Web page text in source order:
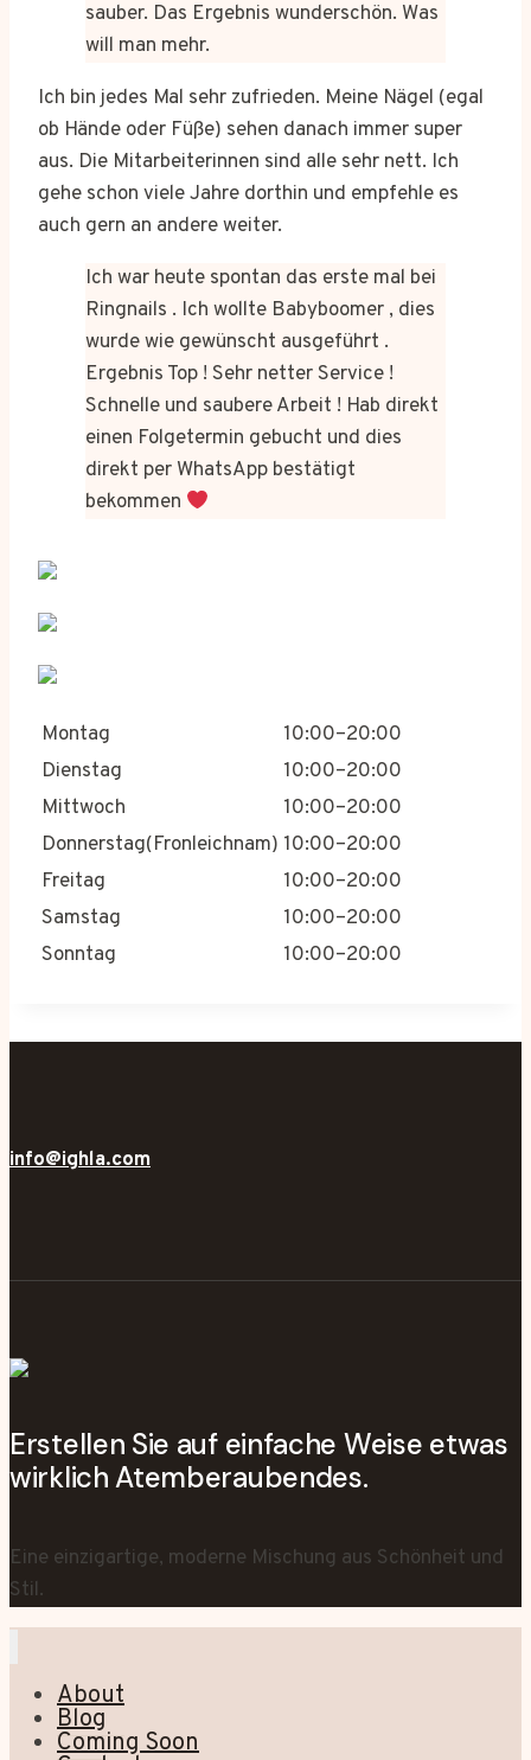
sauber. Das Ergebnis wunderschön. Was
will man mehr.
Ich bin jedes Mal sehr zufrieden. Meine Nägel (egal
ob Hände oder Füße) sehen danach immer super
aus. Die Mitarbeiterinnen sind alle sehr nett. Ich
gehe schon viele Jahre dorthin und empfehle es
auch gern an andere weiter.
Ich war heute spontan das erste mal bei
Ringnails . Ich wollte Babyboomer , dies
wurde wie gewünscht ausgeführt .
Ergebnis Top ! Sehr netter Service !
Schnelle und saubere Arbeit ! Hab direkt
einen Folgetermin gebucht und dies
direkt per WhatsApp bestätigt
bekommen
Montag
10:00–20:00
Dienstag
10:00–20:00
Mittwoch
10:00–20:00
Donnerstag(Fronleichnam) 10:00–20:00
Freitag
10:00–20:00
Samstag
10:00–20:00
Sonntag
10:00–20:00
info@ighla.com
Erstellen Sie auf einfache Weise etwas
wirklich Atemberaubendes.
Eine einzigartige, moderne Mischung aus Schönheit und
Stil.
About
Blog
Coming Soon